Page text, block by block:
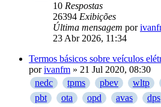
10 Respostas
26394 Exibições
Última mensagem por
23 Abr 2026, 11:34
Termos básicos sobre veículos
porivanfm » 21 Jul 2020, 08:30
nedc
tpms pbev wltp
pbt
ota opd avas dps